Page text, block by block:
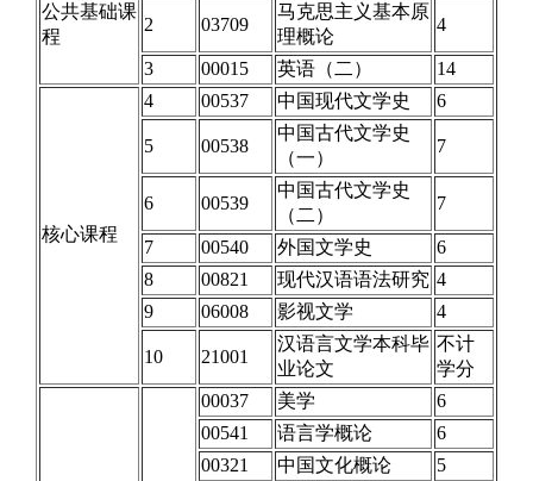
公共基础课
程
2 03709
马克思主义基本原
理概论
4
3 00015 英语（二） 14
核心课程
4 00537 中国现代文学史 6
5 00538
中国古代文学史
（一）
7
6 00539
中国古代文学史
（二）
7
7 00540 外国文学史
6
8
00821 现代汉语语法研究 4
9
06008 影视文学 4
10 21001
汉语言文学本科毕
业论文
不计
学分
00037 美学
6
00541
语言学概论
6
00321
中国文化概论
5